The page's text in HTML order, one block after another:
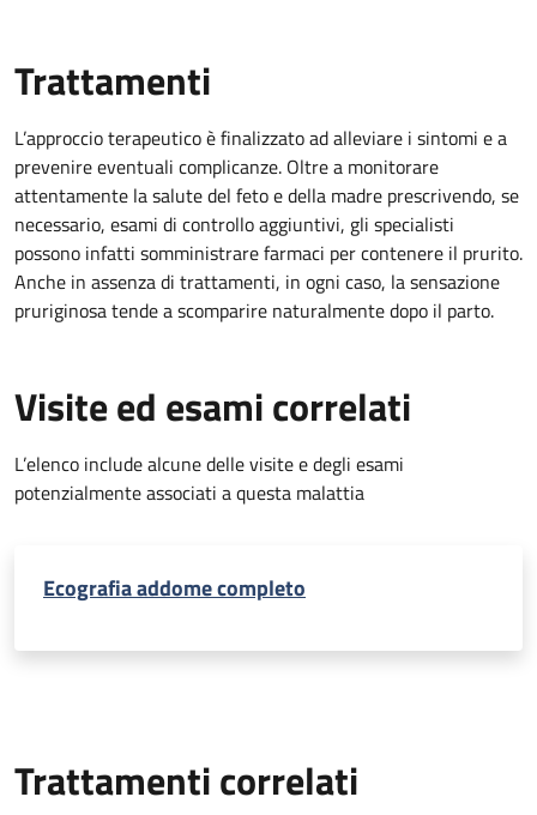
Trattamenti
L’approccio terapeutico è finalizzato ad alleviare i sintomi e a
prevenire eventuali complicanze. Oltre a monitorare
attentamente la salute del feto e della madre prescrivendo, se
necessario, esami di controllo aggiuntivi, gli specialisti
possono infatti somministrare farmaci per contenere il prurito.
Anche in assenza di trattamenti, in ogni caso, la sensazione
pruriginosa tende a scomparire naturalmente dopo il parto.
Visite ed esami correlati
L’elenco include alcune delle visite e degli esami
potenzialmente associati a questa malattia
Ecografia addome completo
Trattamenti correlati